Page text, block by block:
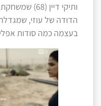
ותיקי דיין
הדודה של עוזי,
בעצמה כמה סודות